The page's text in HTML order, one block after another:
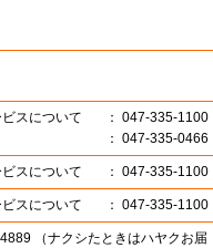
スについて
： 047-335-1100
： 047-335-0466
スについて ： 047-335-1100
スについて ： 047-335-1100
（ナクシたときはハヤクお届